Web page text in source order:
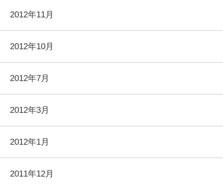
2012年11月
2012年10月
2012年7月
2012年3月
2012年1月
2011年12月